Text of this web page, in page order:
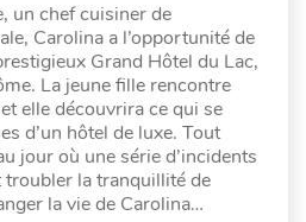
un chef cuisiner de
Carolina a l’opportunité de
Grand Hôtel du Lac,
La jeune fille rencontre
elle découvrira ce qui se
d’un hôtel de luxe. Tout
jour où une série d’incidents
troubler la tranquillité de
la vie de Carolina…